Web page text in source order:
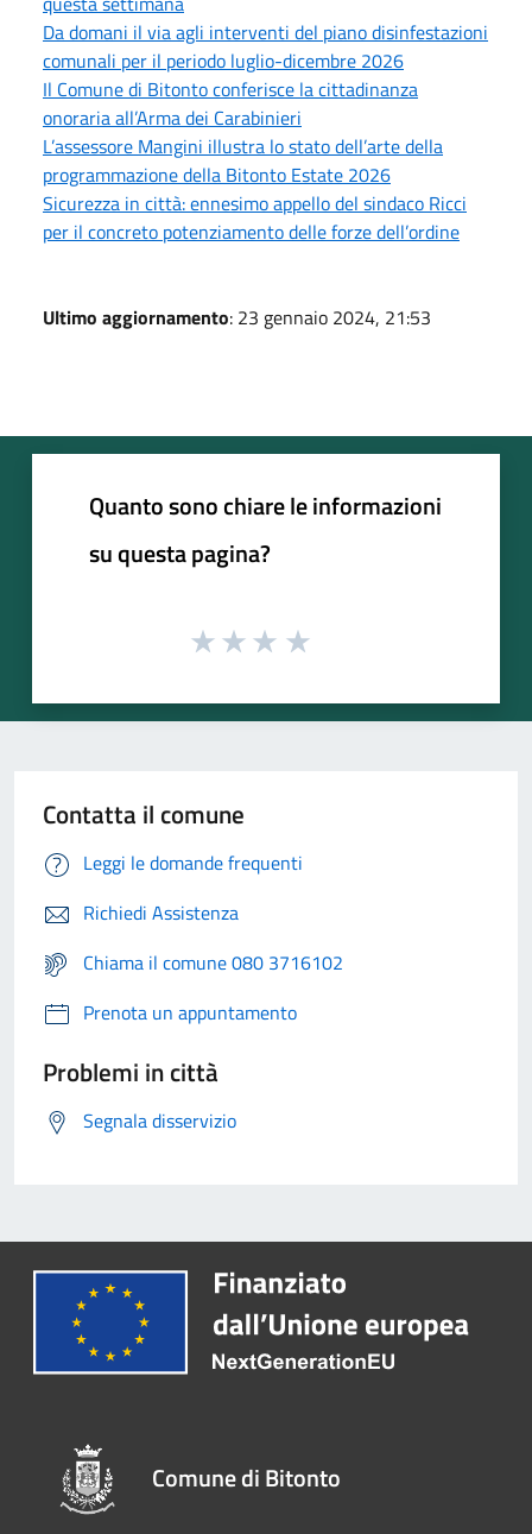
Da domani il via agli interventi del piano disinfestazioni
comunali per il periodo luglio-dicembre 2026
Il Comune di Bitonto conferisce la cittadinanza
onoraria all’Arma dei Carabinieri
L’assessore Mangini illustra lo stato dell’arte della
programmazione della Bitonto Estate 2026
Sicurezza in città: ennesimo appello del sindaco Ricci
per il concreto potenziamento delle forze dell’ordine
Ultimo aggiornamento: 23 gennaio 2024, 21:53
Quanto sono chiare le informazioni
su questa pagina?
Contatta il comune
Leggi le domande frequenti
Richiedi Assistenza
Chiama il comune 080 3716102
Prenota un appuntamento
Problemi in città
Segnala disservizio
Comune di Bitonto